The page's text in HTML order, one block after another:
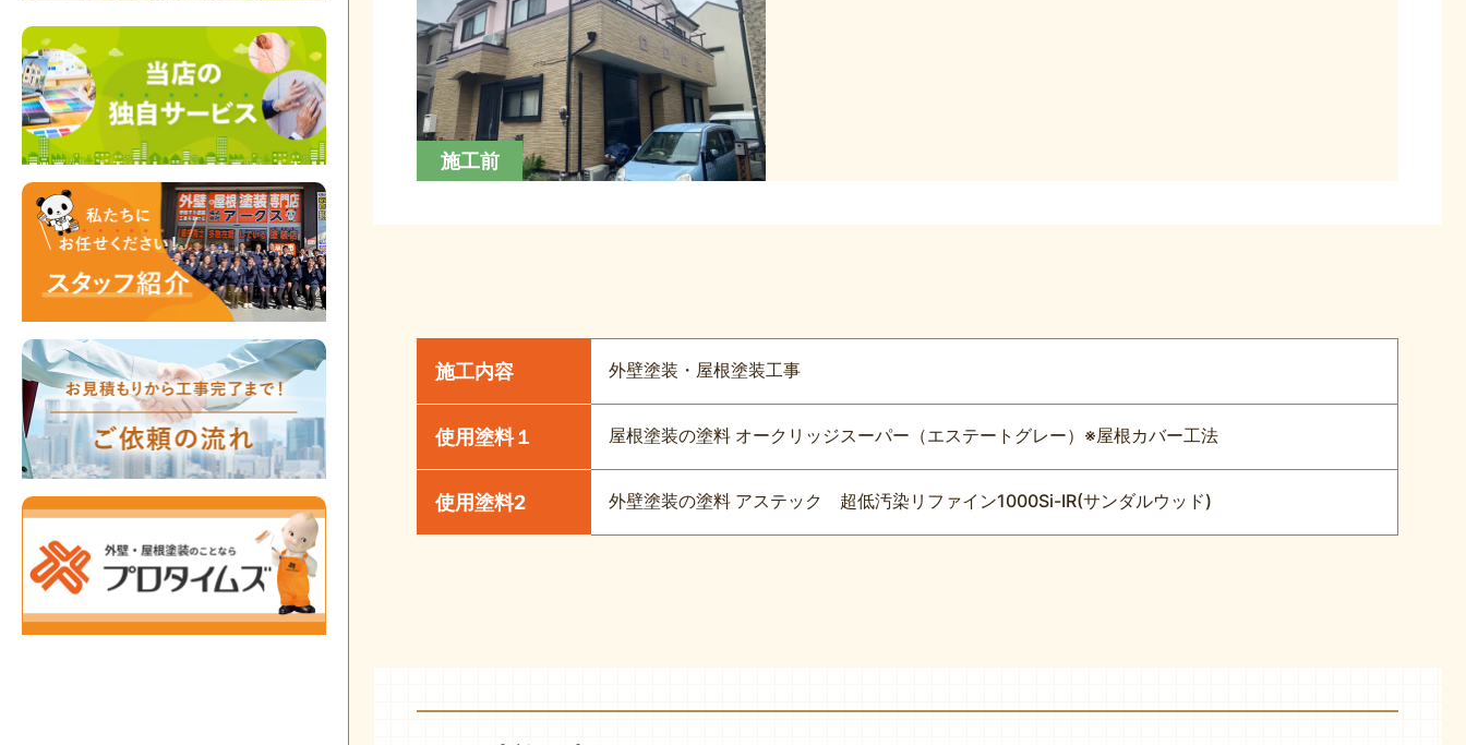
施工前
施工内容 外壁塗装・屋根塗装工事
使用塗料１ 屋根塗装の塗料 オークリッジスーパー（エステートグレー）※屋根カバー工法
使用塗料2 外壁塗装の塗料 アステック 超低汚染リファイン1000Si-IR(サンダルウッド)